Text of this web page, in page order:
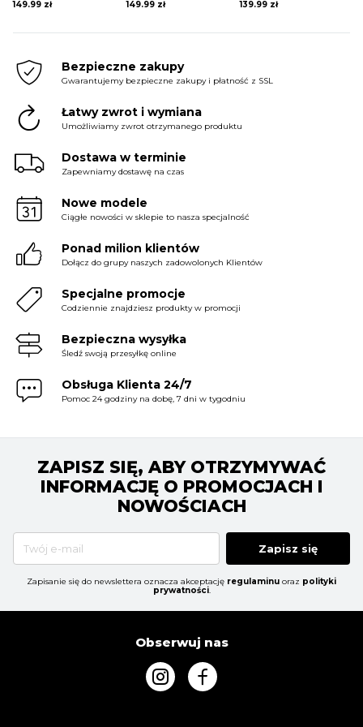
149.99 zł 149.99 zł 139.99 zł
Bezpieczne zakupy
Gwarantujemy bezpieczne zakupy i płatność z SSL
Łatwy zwrot i wymiana
Umożliwiamy zwrot otrzymanego produktu
Dostawa w terminie
Zapewniamy dostawę na czas
Nowe modele
Ciągłe nowości w sklepie to nasza specjalność
Ponad milion klientów
Dołącz do grupy naszych zadowolonych Klientów
Specjalne promocje
Codziennie znajdziesz produkty w promocji
Bezpieczna wysyłka
Śledź swoją przesyłkę online
Obsługa Klienta 24/7
Pomoc 24 godziny na dobę, 7 dni w tygodniu
ZAPISZ SIĘ, ABY OTRZYMYWAĆ
INFORMACJĘ O PROMOCJACH I
NOWOŚCIACH
Zapisz się
Zapisanie się do newslettera oznacza akceptację regulaminu oraz polityki
prywatności.
Obserwuj nas